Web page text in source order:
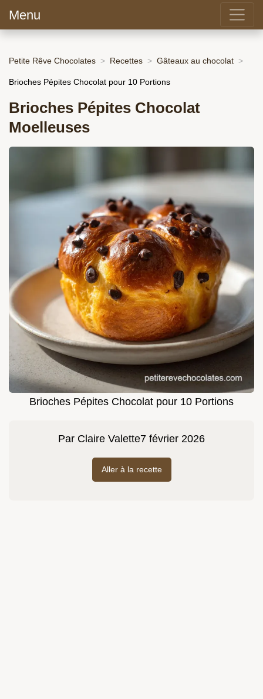
Menu
Petite Rêve Chocolates Recettes Gâteaux au chocolat
Brioches Pépites Chocolat pour 10 Portions
Brioches Pépites Chocolat
Moelleuses
Brioches Pépites Chocolat pour 10 Portions
Par Claire Valette7 février 2026
Aller à la recette